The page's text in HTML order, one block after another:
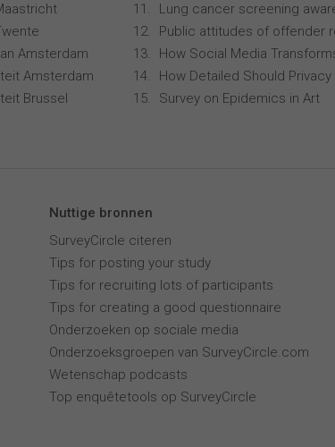
Amsterdam
Amsterdam
Brussel
Lung cancer screening
Public attitudes of offender
How Social Media
How Detailed Should
Survey on Epidemics in Art
Nuttige bronnen
SurveyCircle citeren
Tips for posting your study
Tips for recruiting lots of participants
Tips for creating a good questionnaire
Onderzoeken op sociale media
Onderzoeksgroepen van SurveyCircle.com
Wetenschap podcasts
Top enquêtetools op SurveyCircle